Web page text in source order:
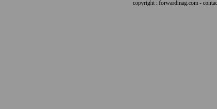
copyright : forwardmag.com -